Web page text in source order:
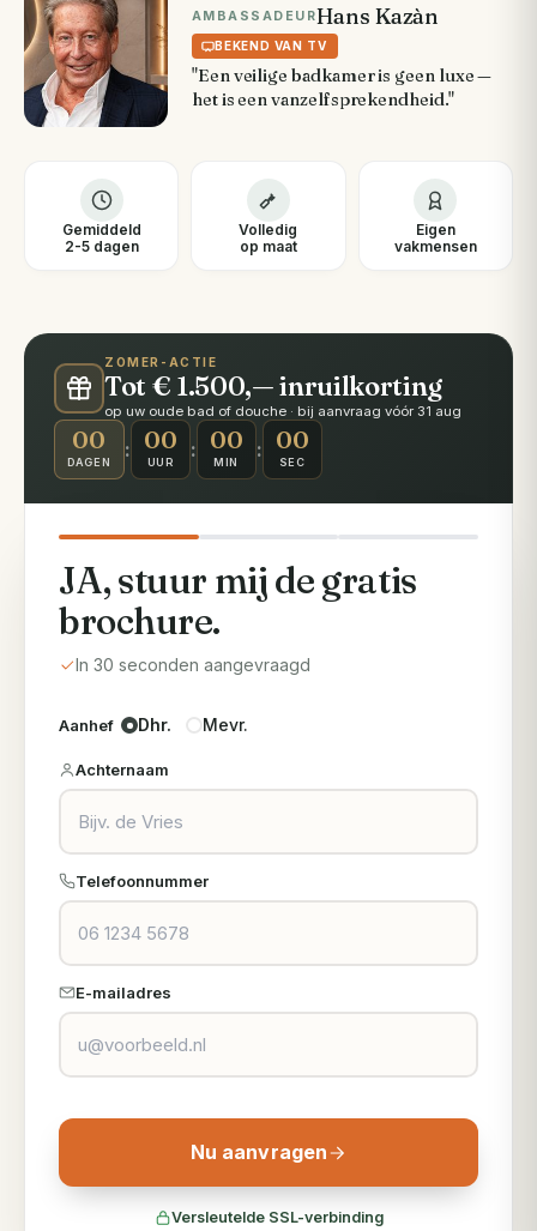
AMBASSADEURHans Kazàn
BEKEND VAN TV
"Een veilige badkamer is geen luxe —
het is een vanzelfsprekendheid."
Gemiddeld
2-5 dagen
Volledig
op maat
Eigen
vakmensen
ZOMER-ACTIE
Tot € 1.500,— inruilkorting
op uw oude bad of douche · bij aanvraag vóór 31 aug
00
DAGEN
: 00
UUR
: 00
MIN
: 00
SEC
JA, stuur mij de gratis
brochure.
In 30 seconden aangevraagd
Aanhef Dhr. Mevr.
Achternaam
Telefoonnummer
E-mailadres
Nu aanvragen
Versleutelde SSL-verbinding